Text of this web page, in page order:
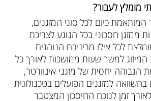
מומלץ לעבור?
המותאמת כיום לכל סוגי המזגנים,
ממזגן חסכוני בכל הנוגע לצריכת
לכל אילו מביניכם הנוהגים
למשך שעות ממושכות לאורך כל
יחסית של מזגני אינוורטר,
אחוזים בהשוואה למזגנים הפועלים בטכנולוגית
לאורך זמן לנוכח החיסכון המצטבר